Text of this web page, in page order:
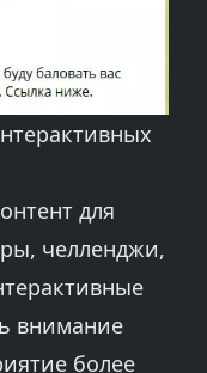
для
челленджи,
внимание
более